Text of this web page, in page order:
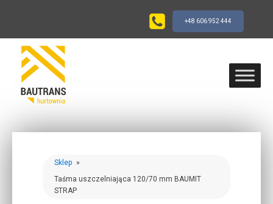
+48 606 952 444
Sklep »
Taśma uszczelniająca 120/70 mm BAUMIT
STRAP